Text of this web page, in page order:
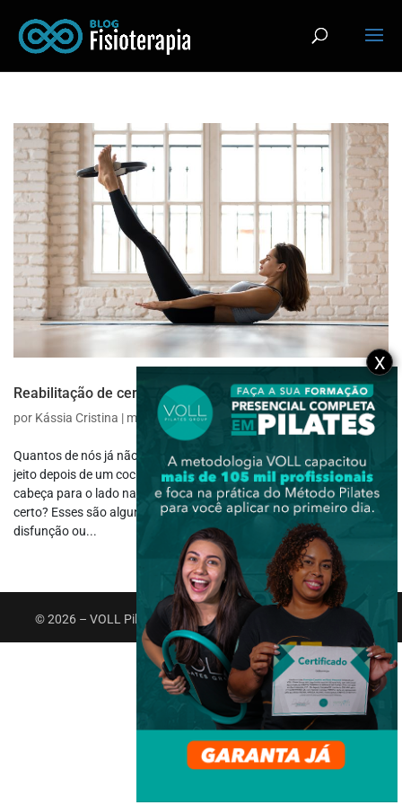
Reabilitação de cervical: como o Pilates pode ajudar?
por Kássia Cristina | maio 25, 2020| Pilates
Quantos de nós já não sentimos incômodo na cervical? Aquele mal
jeito depois de um cochilo no sofá ou uma dificuldade de virar a
cabeça para o lado na intenção de olhar algo… é muito comum,
certo? Esses são alguns dos sinais que podem ocorrer em casos de
disfunção ou...
© 2026 – VOLL Pilates Group. Todos os direitos reservados.
X